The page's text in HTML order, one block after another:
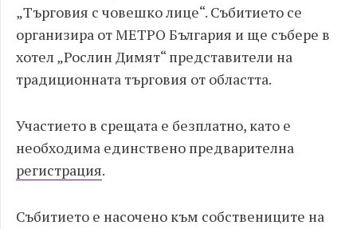
„Търговия с човешко лице“. Събитието се
организира от МЕТРО България и ще събере в
хотел „Рослин Димят“ представители на
традиционната търговия от областта.
Участието в срещата е безплатно, като е
необходима единствено предварителна
регистрация.
Събитието е насочено към собствениците на